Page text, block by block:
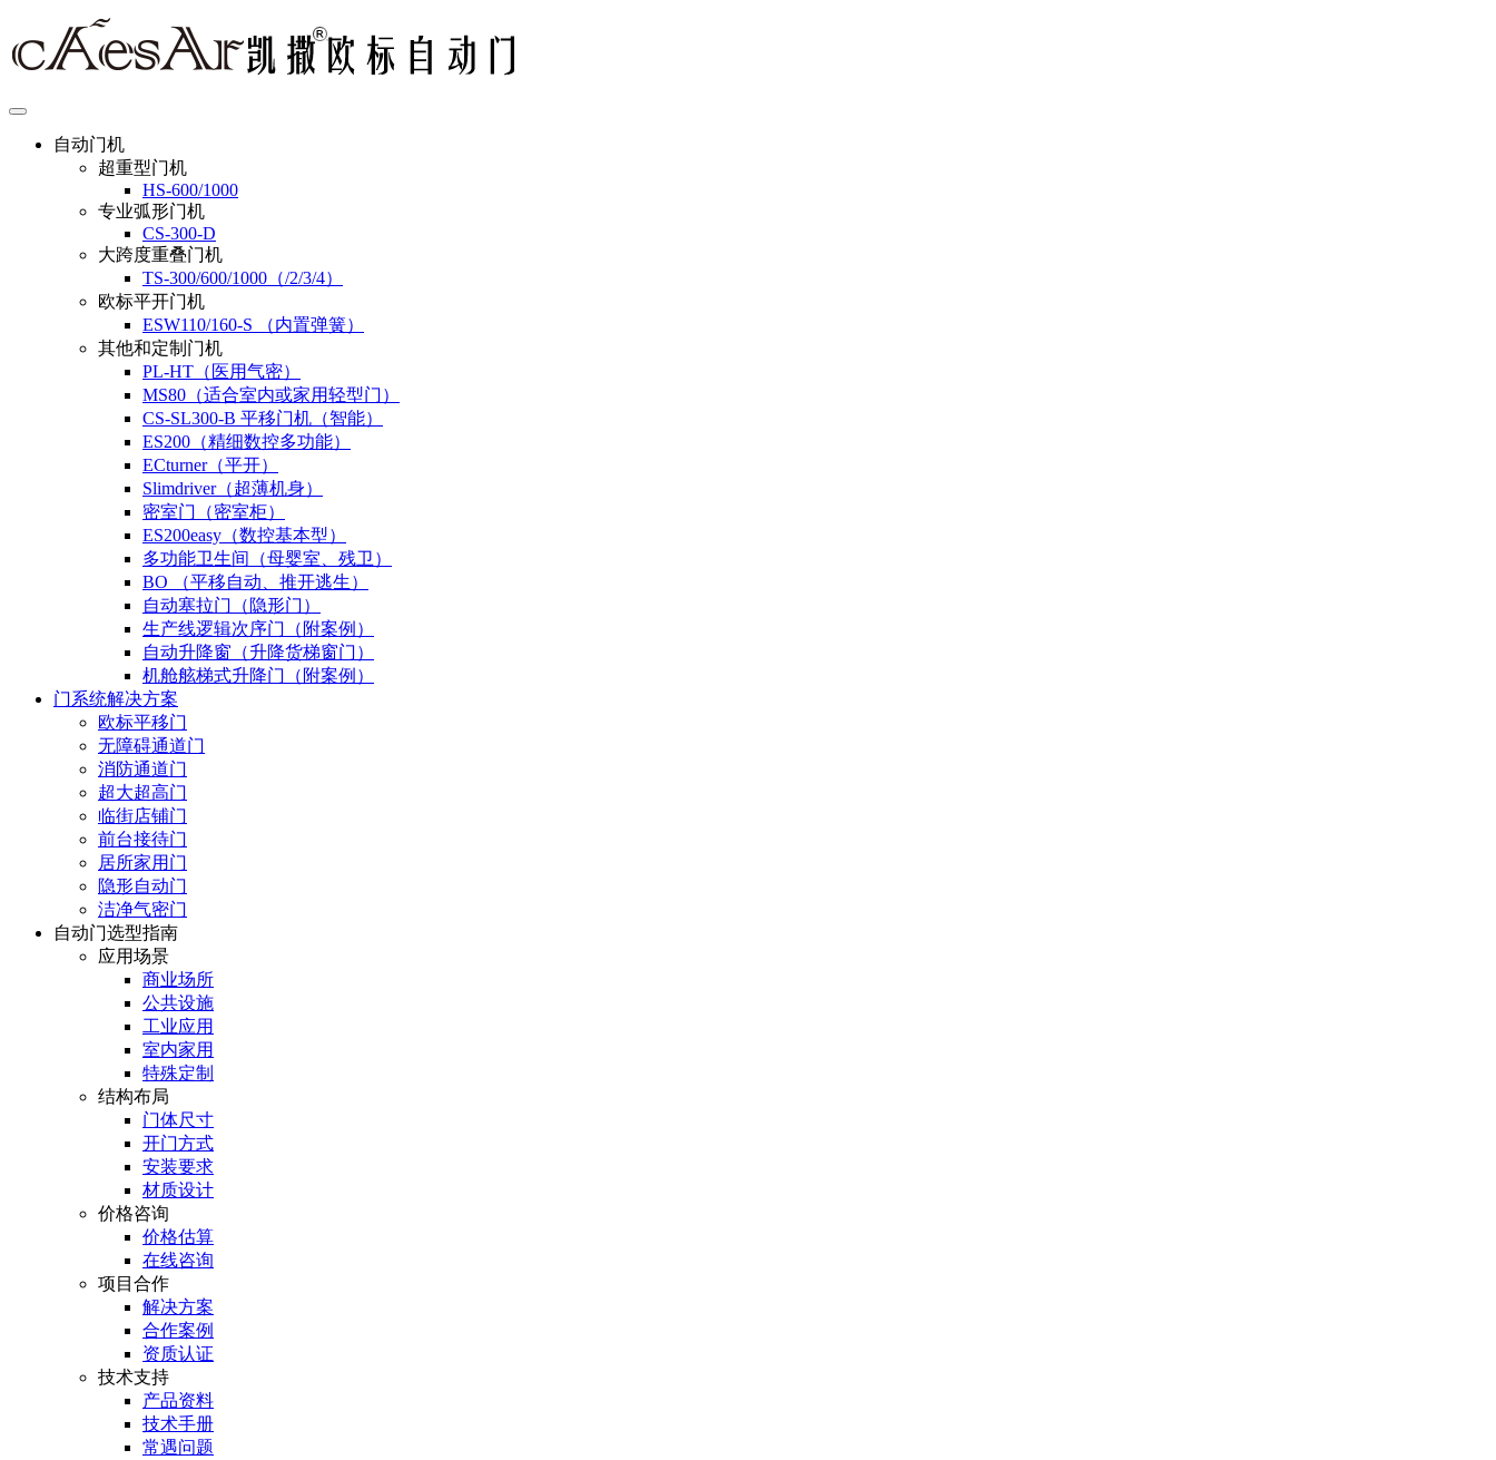
自动门机
超重型门机
HS-600/1000
专业弧形门机
CS-300-D
大跨度重叠门机
TS-300/600/1000（/2/3/4）
欧标平开门机
ESW110/160-S （内置弹簧）
其他和定制门机
PL-HT（医用气密）
MS80（适合室内或家用轻型门）
CS-SL300-B 平移门机（智能）
ES200（精细数控多功能）
ECturner（平开）
Slimdriver（超薄机身）
密室门（密室柜）
ES200easy（数控基本型）
多功能卫生间（母婴室、残卫）
BO （平移自动、推开逃生）
自动塞拉门（隐形门）
生产线逻辑次序门（附案例）
自动升降窗（升降货梯窗门）
机舱舷梯式升降门（附案例）
门系统解决方案
欧标平移门
无障碍通道门
消防通道门
超大超高门
临街店铺门
前台接待门
居所家用门
隐形自动门
洁净气密门
自动门选型指南
应用场景
商业场所
公共设施
工业应用
室内家用
特殊定制
结构布局
门体尺寸
开门方式
安装要求
材质设计
价格咨询
价格估算
在线咨询
项目合作
解决方案
合作案例
资质认证
技术支持
产品资料
技术手册
常遇问题